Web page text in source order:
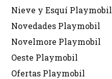
Nieve y Esquí Playmobil
Novedades Playmobil
Novelmore Playmobil
Oeste Playmobil
Ofertas Playmobil